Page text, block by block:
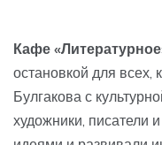
Кафе
остановкой для всех,
Булгакова с
художники,